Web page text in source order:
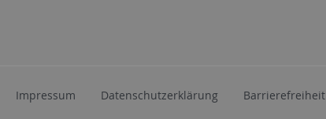
Impressum Datenschutzerklärung Barrierefreiheit